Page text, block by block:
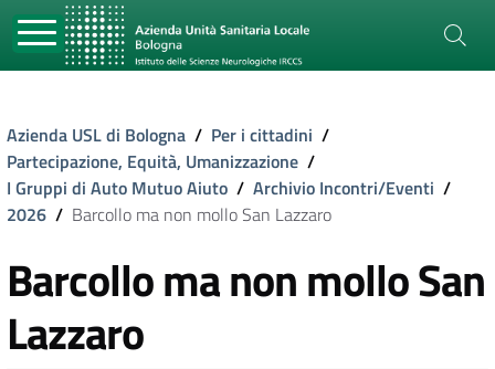
Azienda USL di Bologna / Per i cittadini /
Partecipazione, Equità, Umanizzazione /
I Gruppi di Auto Mutuo Aiuto / Archivio Incontri/Eventi /
2026 / Barcollo ma non mollo San Lazzaro
Barcollo ma non mollo San
Lazzaro